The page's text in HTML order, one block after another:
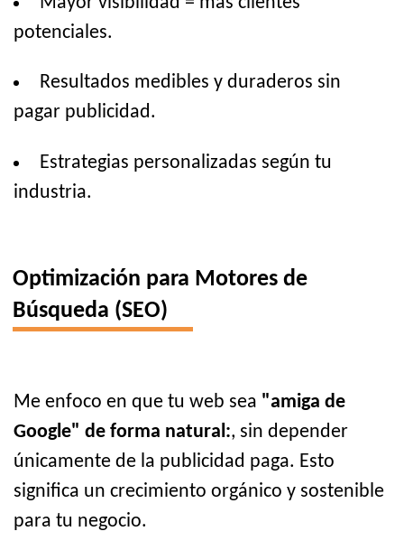
potenciales.
Resultados medibles y duraderos sin
pagar publicidad.
Estrategias personalizadas según tu
industria.
Optimización para Motores de
Búsqueda (SEO)
Me enfoco en que tu web sea "amiga de
Google" de forma natural:, sin depender
únicamente de la publicidad paga. Esto
significa un crecimiento orgánico y sostenible
para tu negocio.